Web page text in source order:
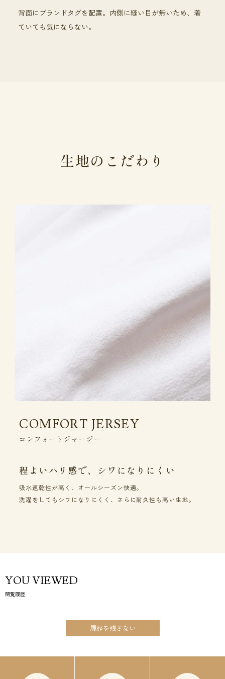
背面にブランドタグを配置。内側に縫い目が無いため、着
ていても気にならない。
生地のこだわり
COMFORT JERSEY
コンフォートジャージー
程よいハリ感で、シワになりにくい
吸水速乾性が高く、オールシーズン快適。
洗濯をしてもシワになりにくく、さらに耐久性も高い生地。
YOU VIEWED
閲覧履歴
履歴を残さない